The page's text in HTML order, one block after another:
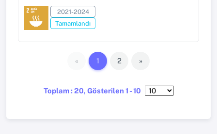
2021-2024
Tamamlandı
Toplam : 20, Gösterilen 1 - 10
« 1 2 »